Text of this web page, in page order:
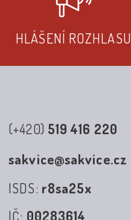
HLÁŠENÍ ROZHLASU
(+420) 519 416 220
sakvice@sakvice.cz
ISDS: r8sa25x
IČ: 00283614